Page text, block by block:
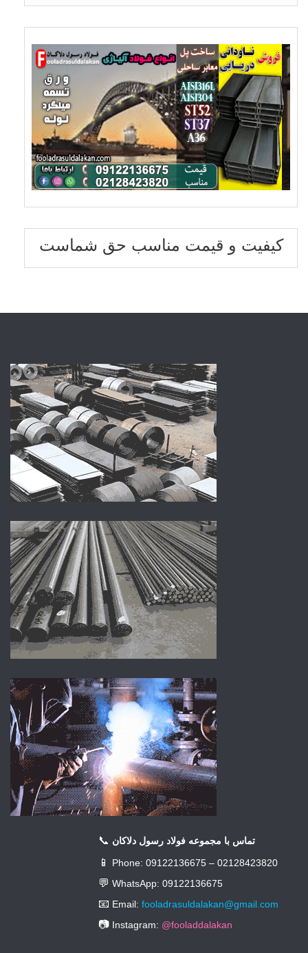
کیفیت و قیمت مناسب حق شماست
📞 تماس با مجموعه فولاد رسول دلاکان
📱 Phone: 09122136675 – 02128423820
💬 WhatsApp: 09122136675
📧 Email: fooladrasuldalakan@gmail.com
📷 Instagram: @fooladdalakan